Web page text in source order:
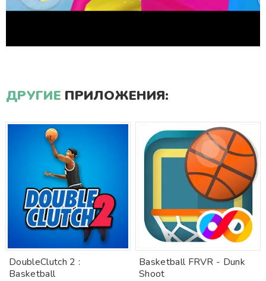
ДРУГИЕ ПРИЛОЖЕНИЯ:
DoubleClutch 2 :
Basketball
Basketball FRVR - Dunk
Shoot